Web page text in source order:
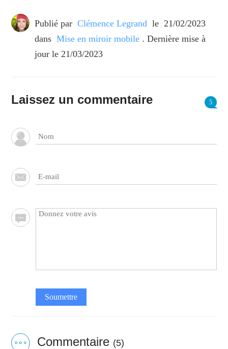
Publié par Clémence Legrand le 21/02/2023
dans Mise en miroir mobile . Dernière mise à
jour le 21/03/2023
Laissez un commentaire 5
Soumettre
Commentaire (5)